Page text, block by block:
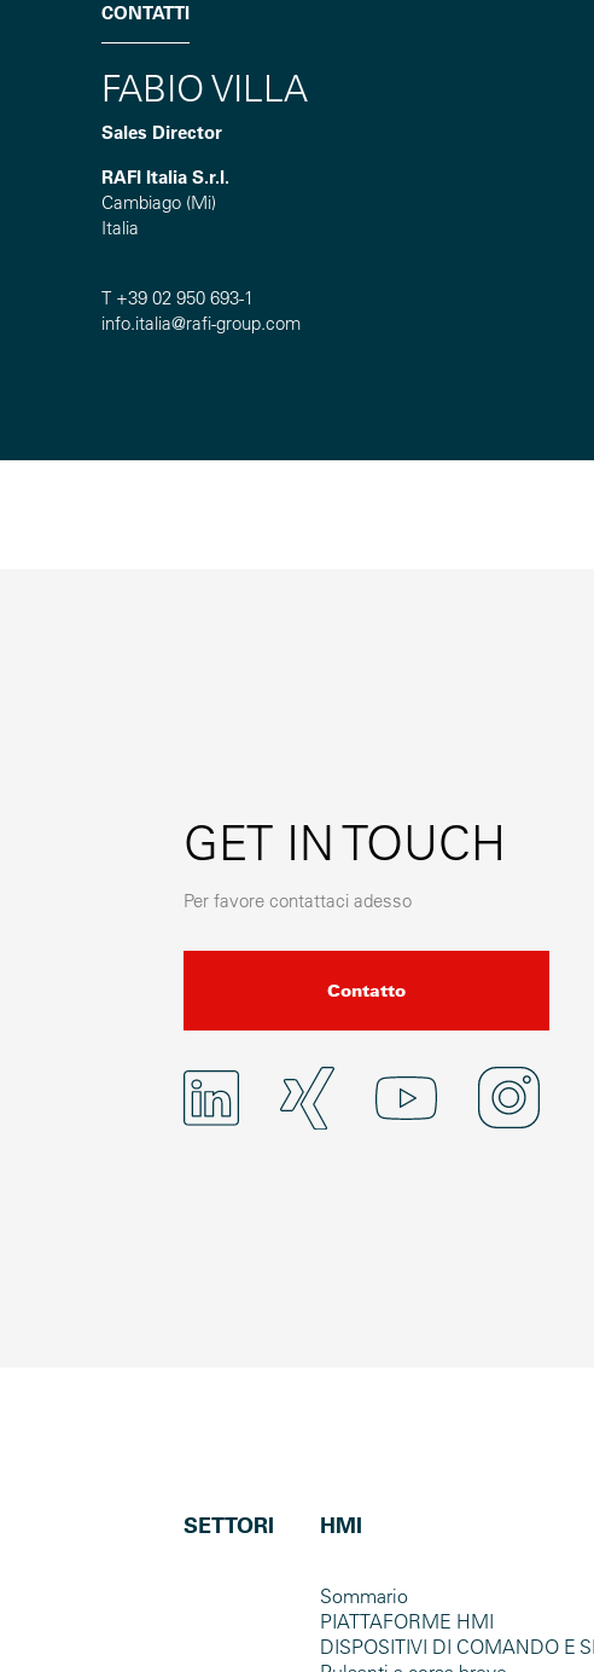
CONTATTI
FABIO VILLA
Sales Director
RAFI Italia S.r.l.
Cambiago (Mi)
Italia
T +39 02 950 693-1
info.italia@rafi-group.com
GET IN TOUCH
Per favore contattaci adesso
Contatto
SETTORI HMI
Sommario
PIATTAFORME HMI
DISPOSITIVI DI COMANDO E